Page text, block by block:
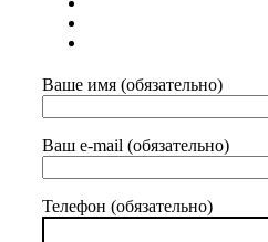
Ваше имя (обязательно)
Ваш e-mail (обязательно)
Телефон (обязательно)